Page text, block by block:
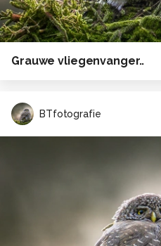
Grauwe vliegenvanger..
BTfotografie